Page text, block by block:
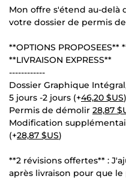
Mon offre s'étend au-delà
votre dossier de permis
**OPTIONS PROPOSEES**
**LIVRAISON EXPRESS**
------------
Dossier Graphique
5 jours -2 jours (+46,20 $US)
Permis de démolir 28,87
Modification
(+28,87 $US)
**2 révisions offertes** :
après livraison pour que le